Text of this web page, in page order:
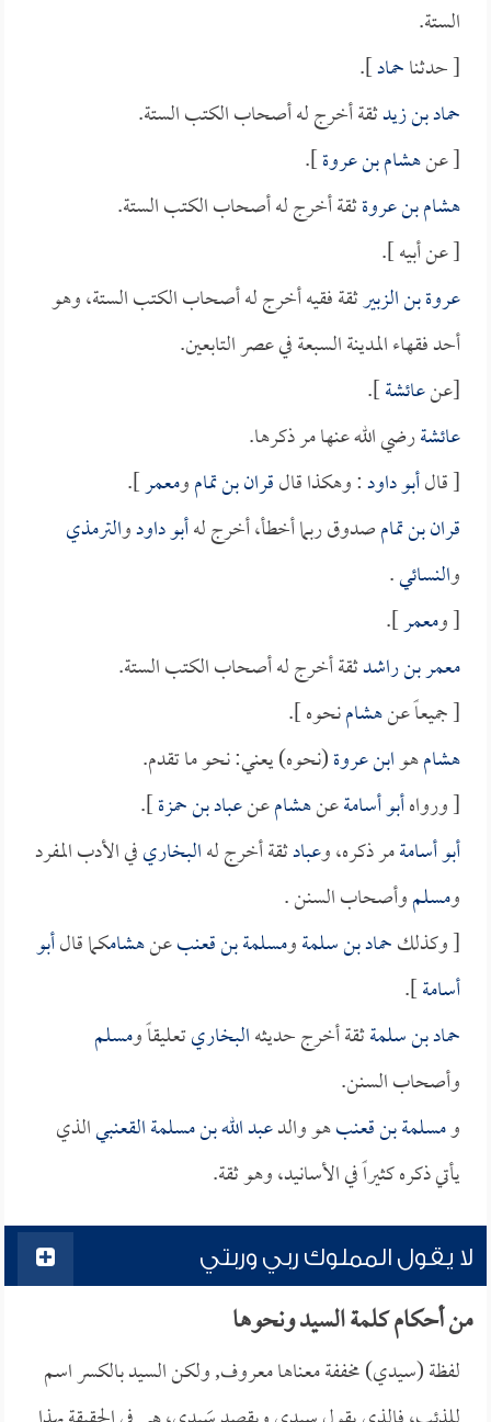
الستة.
[ حدثناحماد].
حماد بن زيدثقة أخرج له أصحاب الكتب الستة.
[ عنهشام بن عروة].
هشام بن عروةثقة أخرج له أصحاب الكتب الستة.
[ عن أبيه ].
عروة بن الزبيرثقة فقيه أخرج له أصحاب الكتب الستة، وهو
أحد فقهاء المدينة السبعة في عصر التابعين.
[عنعائشة].
عائشةرضي الله عنها مر ذكرها.
[ قالأبو داود: وهكذا قالقران بن تمامومعمر].
قران بن تمامصدوق ربما أخطأ، أخرج لهأبو داودوالترمذي
والنسائي.
[ ومعمر].
معمر بن راشدثقة أخرج له أصحاب الكتب الستة.
[ جميعاً عنهشامنحوه ].
هشامهوابن عروة(نحوه) يعني: نحو ما تقدم.
[ ورواهأبو أسامةعنهشامعنعباد بن حمزة].
أبو أسامةمر ذكره، وعبادثقة أخرج لهالبخاريفي الأدب المفرد
ومسلموأصحاب السنن .
[ وكذلكحماد بن سلمةومسلمة بن قعنبعنهشامكما قالأبو
أسامة].
حماد بن سلمةثقة أخرج حديثهالبخاريتعليقاً ومسلم
وأصحاب السنن.
ومسلمة بن قعنبهو والدعبد الله بن مسلمة القعنبيالذي
يأتي ذكره كثيراً في الأسانيد، وهو ثقة.
لا يقول المملوك ربي وربتي
من أحكام كلمة السيد ونحوها
لفظة (سيدي) مخففة معناها معروف, ولكن السيد بالكسر اسم